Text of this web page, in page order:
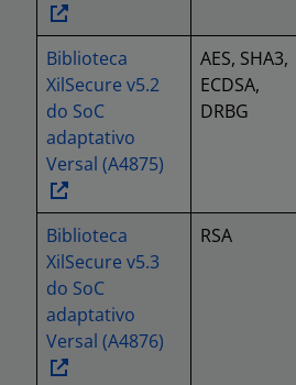
Biblioteca
XilSecure v5.2
do SoC
adaptativo
Versal (A4875)
AES, SHA3,
ECDSA,
DRBG
Biblioteca
XilSecure v5.3
do SoC
adaptativo
Versal (A4876)
RSA